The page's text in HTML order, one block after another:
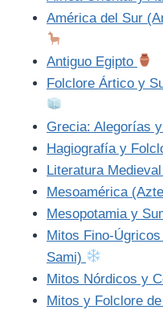
América del Sur
Antiguo Egipto
Folclore Ártico y
Grecia: Alegorías
Hagiografía y
Literatura
Mesoamérica
Mesopotamia y
Mitos Fino-
Sami)
Mitos Nórdicos y
Mitos y Folclore